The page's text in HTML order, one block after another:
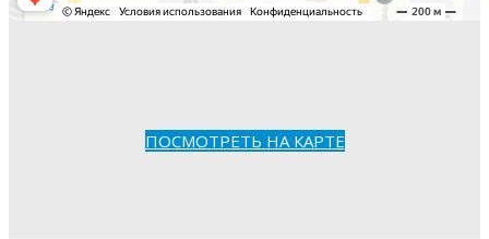
ПОСМОТРЕТЬ НА КАРТЕ